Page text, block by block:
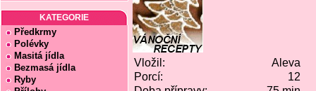
KATEGORIE
Předkrmy
Polévky
Masitá jídla
Bezmasá jídla
Ryby
Vložil:
Aleva
Porcí:
12